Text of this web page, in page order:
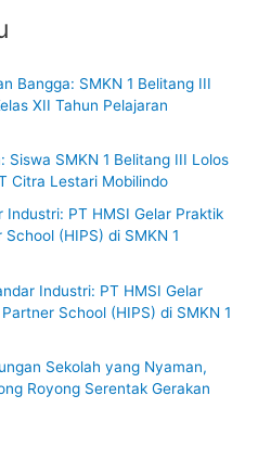
Bangga: SMKN 1 Belitang III
XII Tahun Pelajaran
Siswa SMKN 1 Belitang III Lolos
Citra Lestari Mobilindo
Industri: PT HMSI Gelar Praktik
(HIPS) di SMKN 1
Industri: PT HMSI Gelar
School (HIPS) di SMKN 1
Sekolah yang Nyaman,
Royong Serentak Gerakan